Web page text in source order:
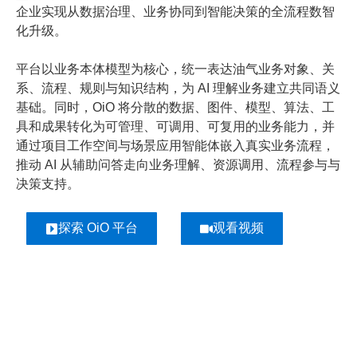
企业实现从数据治理、业务协同到智能决策的全流程数智
化升级。
平台以业务本体模型为核心，统一表达油气业务对象、关
系、流程、规则与知识结构，为 AI 理解业务建立共同语义
基础。同时，OiO 将分散的数据、图件、模型、算法、工
具和成果转化为可管理、可调用、可复用的业务能力，并
通过项目工作空间与场景应用智能体嵌入真实业务流程，
推动 AI 从辅助问答走向业务理解、资源调用、流程参与与
决策支持。
探索 OiO 平台 观看视频